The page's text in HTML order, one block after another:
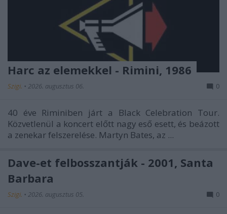
Harc az elemekkel - Rimini, 1986
Szigi. • 2026. augusztus 06. 0
40 éve Riminiben járt a Black Celebration Tour.
Közvetlenül a koncert előtt nagy eső esett, és beázott
a zenekar felszerelése. Martyn Bates, az ...
Dave-et felbosszantják - 2001, Santa
Barbara
Szigi. • 2026. augusztus 05. 0